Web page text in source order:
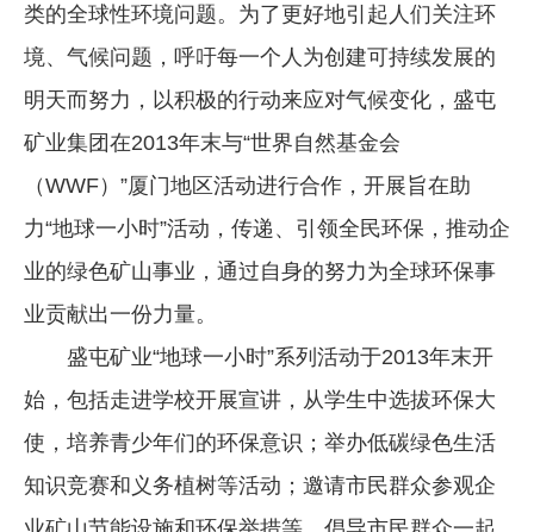
类的全球性环境问题。为了更好地引起人们关注环
境、气候问题，呼吁每一个人为创建可持续发展的
明天而努力，以积极的行动来应对气候变化，盛屯
矿业集团在2013年末与“世界自然基金会
（WWF）”厦门地区活动进行合作，开展旨在助
力“地球一小时”活动，传递、引领全民环保，推动企
业的绿色矿山事业，通过自身的努力为全球环保事
业贡献出一份力量。
盛屯矿业“地球一小时”系列活动于2013年末开
始，包括走进学校开展宣讲，从学生中选拔环保大
使，培养青少年们的环保意识；举办低碳绿色生活
知识竞赛和义务植树等活动；邀请市民群众参观企